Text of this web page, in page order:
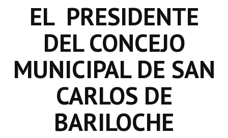
Resoluciones de Presidencia
INSTITUCIONAL
Antiguos Pobladores
Noticias Destacadas
Registros y Distinciones
Datos Históricos
EL PRESIDENTE
DEL CONCEJO
MUNICIPAL DE SAN
CARLOS DE
BARILOCHE